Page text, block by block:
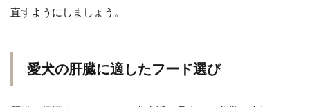
直すようにしましょう。
愛犬の肝臓に適したフード選び